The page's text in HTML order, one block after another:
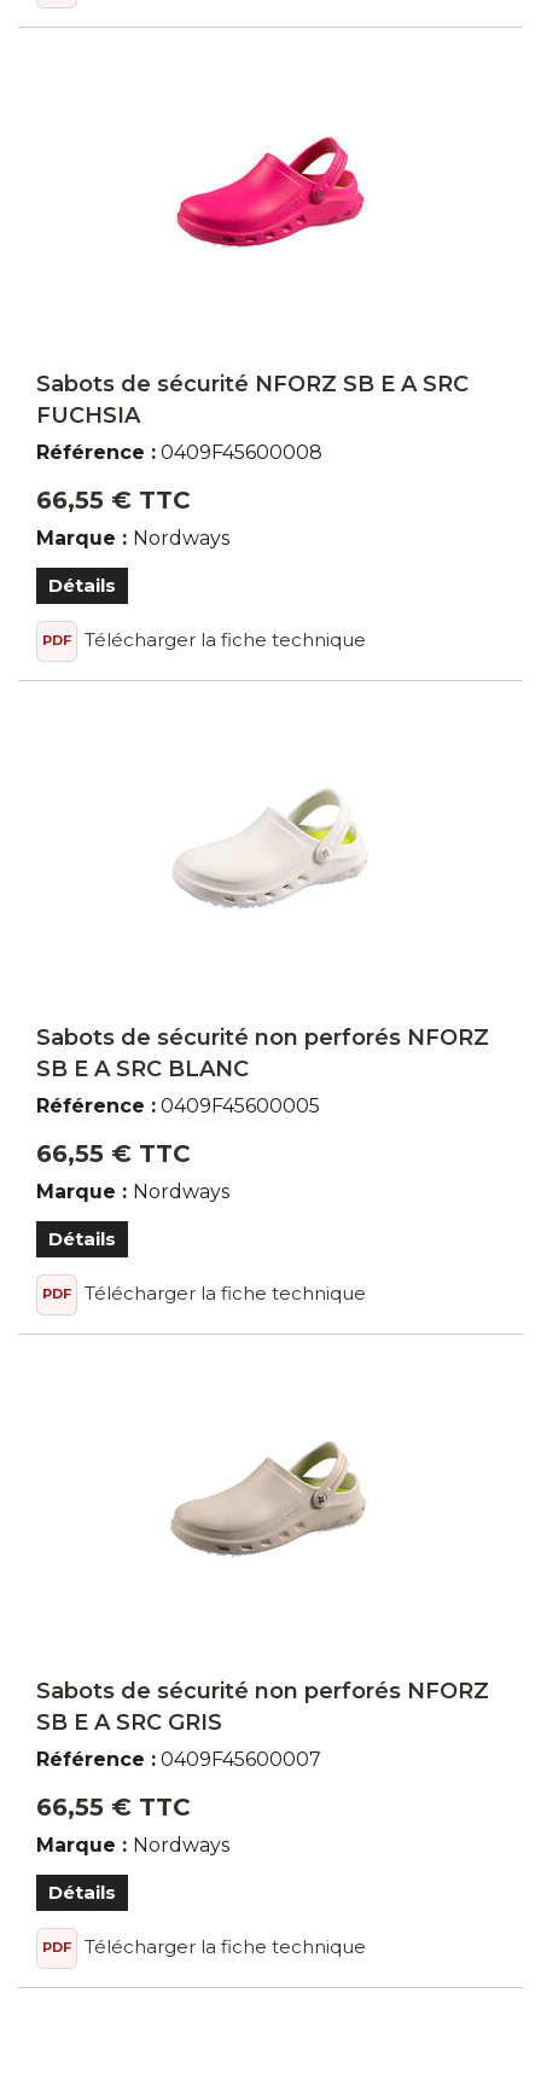
Sabots de sécurité NFORZ SB E A SRC
FUCHSIA
Référence : 0409F45600008
66,55 € TTC
Marque : Nordways
Détails
PDF Télécharger la fiche technique
Sabots de sécurité non perforés NFORZ
SB E A SRC BLANC
Référence : 0409F45600005
66,55 € TTC
Marque : Nordways
Détails
PDF Télécharger la fiche technique
Sabots de sécurité non perforés NFORZ
SB E A SRC GRIS
Référence : 0409F45600007
66,55 € TTC
Marque : Nordways
Détails
PDF Télécharger la fiche technique